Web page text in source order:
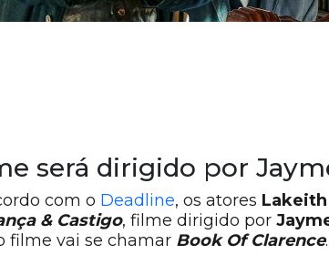
será dirigido por
com o Deadline, os atores
& Castigo, filme dirigido por
filme vai se chamar Book Of Clarence.